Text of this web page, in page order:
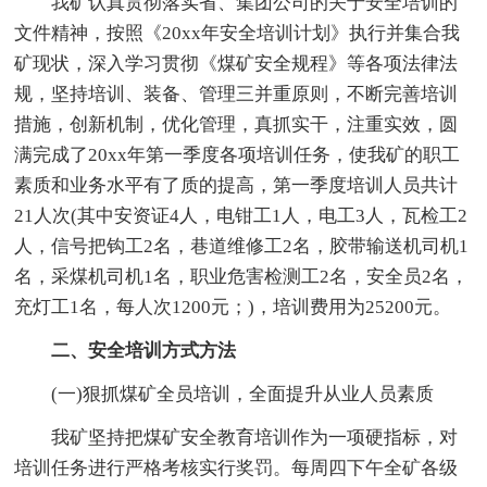
文件精神，按照《20xx年安全培训计划》执行并集合我
矿现状，深入学习贯彻《煤矿安全规程》等各项法律法
规，坚持培训、装备、管理三并重原则，不断完善培训
措施，创新机制，优化管理，真抓实干，注重实效，圆
满完成了20xx年第一季度各项培训任务，使我矿的职工
素质和业务水平有了质的提高，第一季度培训人员共计
21人次(其中安资证4人，电钳工1人，电工3人，瓦检工2
人，信号把钩工2名，巷道维修工2名，胶带输送机司机1
名，采煤机司机1名，职业危害检测工2名，安全员2名，
充灯工1名，每人次1200元；)，培训费用为25200元。
二、安全培训方式方法
(一)狠抓煤矿全员培训，全面提升从业人员素质
我矿坚持把煤矿安全教育培训作为一项硬指标，对
培训任务进行严格考核实行奖罚。每周四下午全矿各级